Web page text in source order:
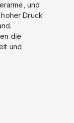
und
Druck
die
und